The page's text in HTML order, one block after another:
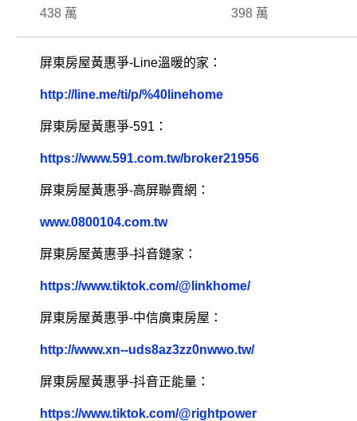
438 萬
398 萬
屏東房屋黃惠爭-Line溫暖的家：
http://line.me/ti/p/%40linehome
屏東房屋黃惠爭-591：
https://www.591.com.tw/broker21956
屏東房屋黃惠爭-高屏聯賣網：
www.0800104.com.tw
屏東房屋黃惠爭-抖音鏈家：
https://www.tiktok.com/@linkhome/
屏東房屋黃惠爭-中信廣東房屋：
http://www.xn--uds8az3zz0nwwo.tw/
屏東房屋黃惠爭-抖音正能量：
https://www.tiktok.com/@rightpower